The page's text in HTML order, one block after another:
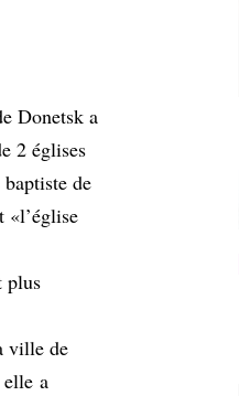
Donetsk a
2 églises
de
«l’église
plus
ville de
elle a